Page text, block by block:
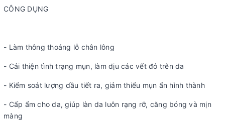
CÔNG DỤNG
- Làm thông thoáng lỗ chân lông
- Cải thiện tình trạng mụn, làm dịu các vết đỏ trên da
- Kiểm soát lượng dầu tiết ra, giảm thiểu mụn ẩn hình thành
- Cấp ẩm cho da, giúp làn da luôn rạng rỡ, căng bóng và mịn
màng